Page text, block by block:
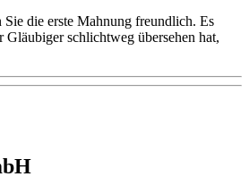
Sie die erste Mahnung freundlich. Es
Gläubiger schlichtweg übersehen hat,